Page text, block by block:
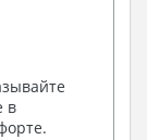
в